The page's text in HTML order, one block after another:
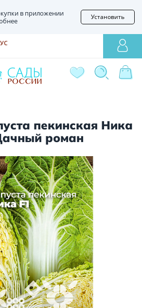
в приложении
Установить
пекинская Ника
роман